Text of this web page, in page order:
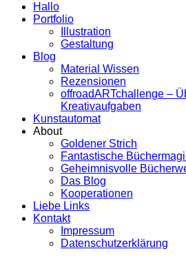
Hallo
Portfolio
Illustration
Gestaltung
Blog
Material Wissen
Rezensionen
offroadARTchallenge –
Kreativaufgaben
Kunstautomat
About
Goldener Strich
Fantastische
Geheimnisvolle
Das Blog
Kooperationen
Liebe Links
Kontakt
Impressum
Datenschutzerklärung